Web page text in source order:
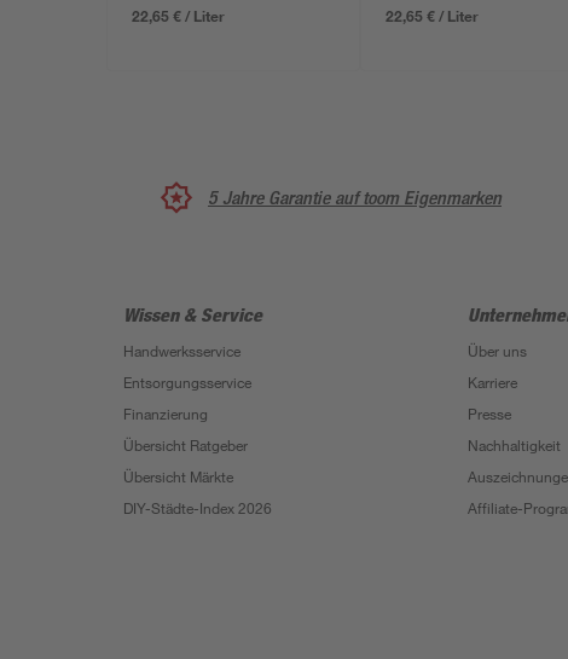
22,65 € / Liter 22,65 € / Liter
5 Jahre Garantie auf toom Eigenmarken
Wissen & Service
Handwerksservice
Entsorgungsservice
Finanzierung
Übersicht Ratgeber
Übersicht Märkte
DIY-Städte-Index 2026
Über uns
Karriere
Presse
Nachhaltigkeit
Affiliate-